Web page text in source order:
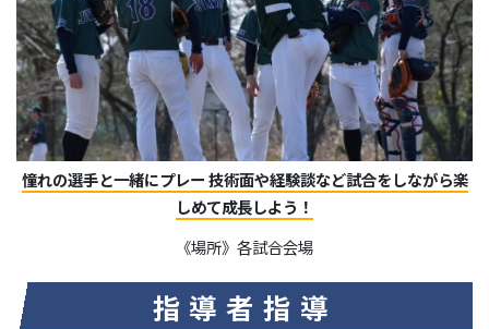
憧れの選手と一緒にプレー 技術面や経験談など試合をしながら楽
しめて成長しよう！
《場所》各試合会場
指導者指導